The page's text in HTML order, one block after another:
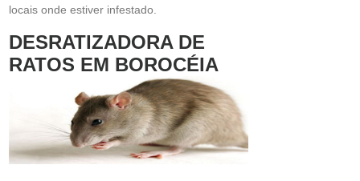
locais onde estiver infestado.
DESRATIZADORA DE
RATOS EM BOROCÉIA